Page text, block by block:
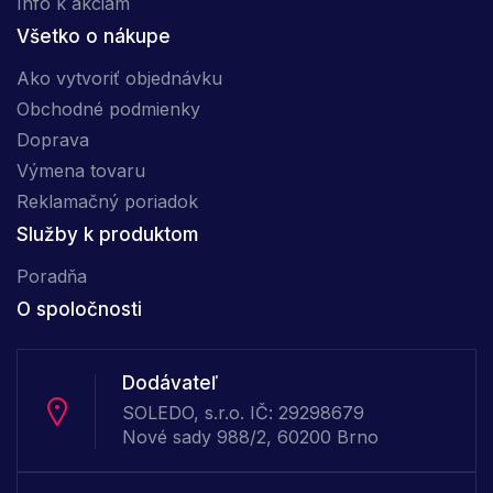
Všetko o nákupe
Ako vytvoriť objednávku
Obchodné podmienky
Doprava
Výmena tovaru
Reklamačný poriadok
Služby k produktom
Poradňa
O spoločnosti
Dodávateľ
SOLEDO, s.r.o. IČ: 29298679
Nové sady 988/2, 60200 Brno